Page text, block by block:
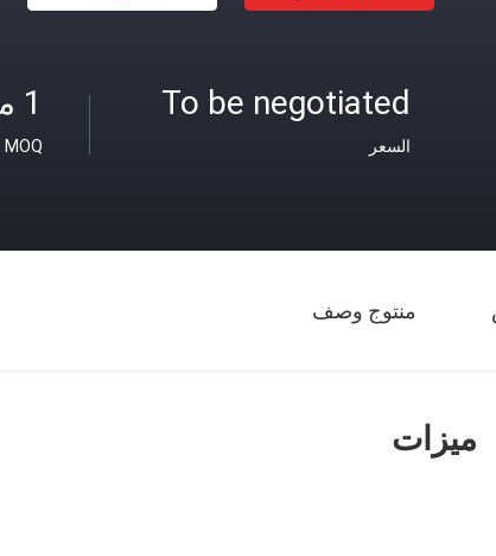
1 مجموعات
MOQ
To be negotiated
السعر
منتوج وصف
ميزات